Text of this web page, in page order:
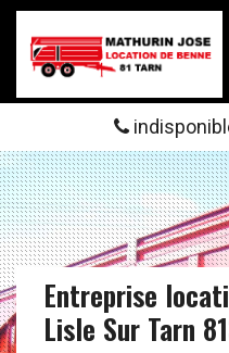
Entreprise
Lisle Sur Tarn